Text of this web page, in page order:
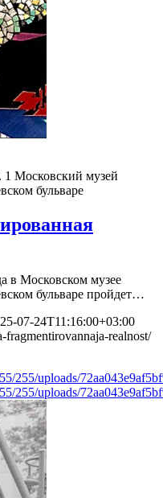
1 Московский музей
бульваре
в Московском музее
бульваре пройдет…
07-24T11:16:00+03:00
fragmentirovannaja-realnost/
255/uploads/
255/uploads/